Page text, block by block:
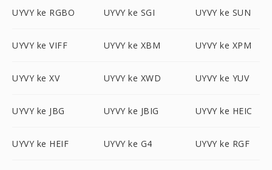
UYVY ke RGBO UYVY ke SGI UYVY ke SUN
UYVY ke VIFF UYVY ke XBM UYVY ke XPM
UYVY ke XV UYVY ke XWD UYVY ke YUV
UYVY ke JBG UYVY ke JBIG UYVY ke HEIC
UYVY ke HEIF UYVY ke G4 UYVY ke RGF